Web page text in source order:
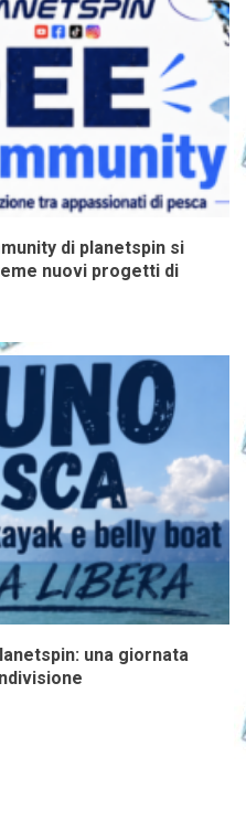
di planetspin si
nuovi progetti di
una giornata